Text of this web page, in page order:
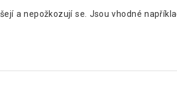
a nepožkozují se. Jsou vhodné